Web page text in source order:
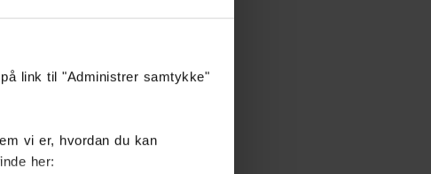
link til "Administrer samtykke"
vi er, hvordan du kan
her: